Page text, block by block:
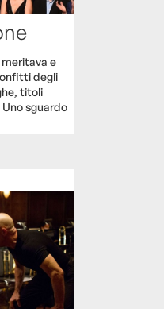
e
degli
titoli
sguardo